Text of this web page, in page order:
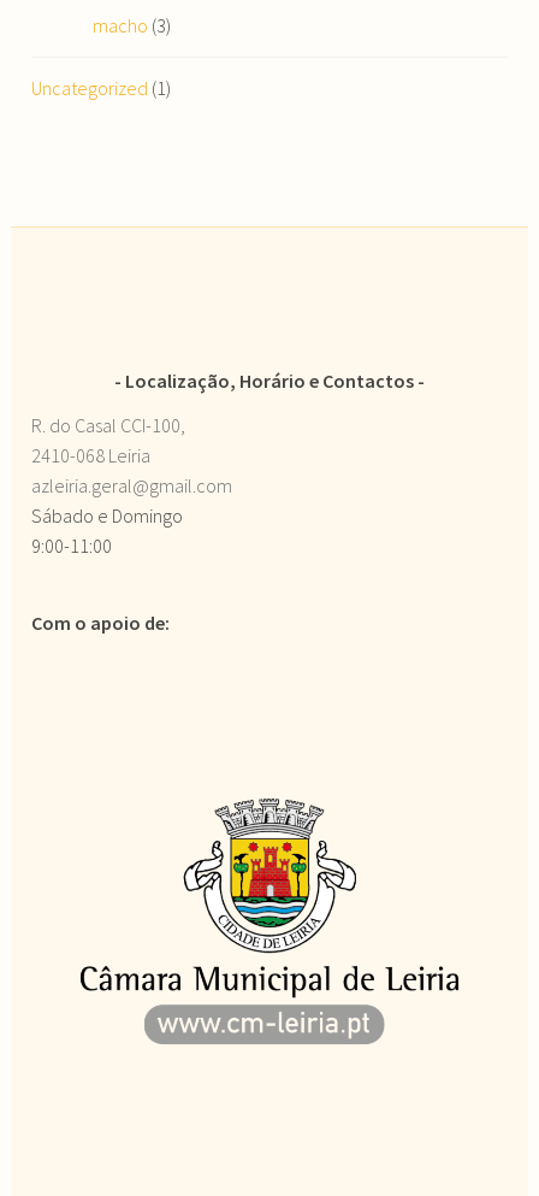
macho (3)
Uncategorized (1)
Localização, Horário e Contactos
R. do Casal CCI-100,
2410-068 Leiria
azleiria.geral@gmail.com
Sábado e Domingo
9:00-11:00
Com o apoio de: